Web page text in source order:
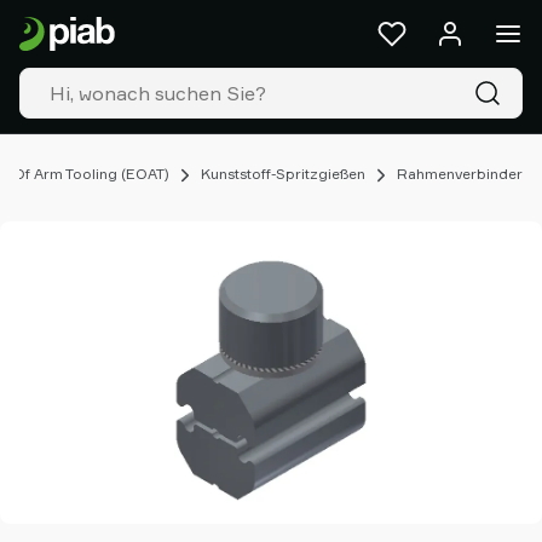
Of Arm Tooling (EOAT) Kunststoff-Spritzgießen Rahmenverbinder
Produkte
&
Lösungen
Industrien
Unsere
Ressourcen